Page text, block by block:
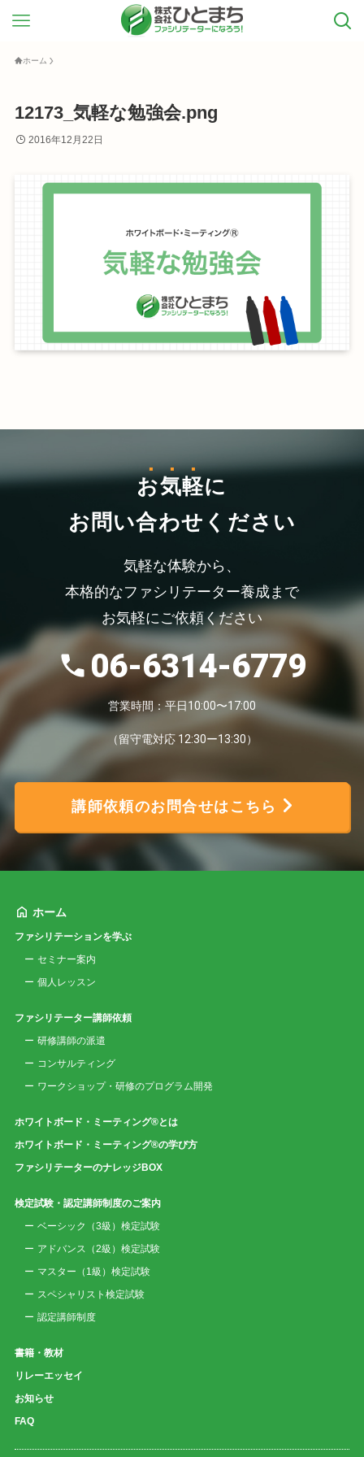
ホーム
12173_気軽な勉強会.png
2016年12月22日
お気軽に
お問い合わせください
気軽な体験から、
本格的なファシリテーター養成まで
お気軽にご依頼ください
06-6314-6779
営業時間：平日10:00〜17:00
（留守電対応 12:30ー13:30）
講師依頼のお問合せはこちら
ホーム
ファシリテーションを学ぶ
セミナー案内
個人レッスン
ファシリテーター講師依頼
研修講師の派遣
コンサルティング
ワークショップ・研修のプログラム開発
ホワイトボード・ミーティング®とは
ホワイトボード・ミーティング®の学び方
ファシリテーターのナレッジBOX
検定試験・認定講師制度のご案内
ベーシック（3級）検定試験
アドバンス（2級）検定試験
マスター（1級）検定試験
スペシャリスト検定試験
認定講師制度
書籍・教材
リレーエッセイ
お知らせ
FAQ